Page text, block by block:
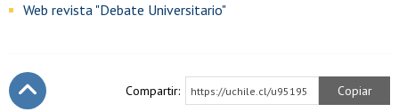
Web revista "Debate Universitario"
Compartir: https://uchile.cl/u95195 Copiar